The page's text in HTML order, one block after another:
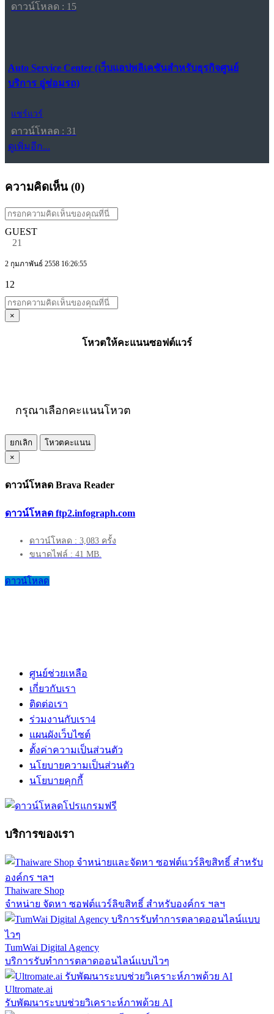
ดาวน์โหลด : 15
Auto Service Center (เว็บแอปพลิเคชันสำหรับธุรกิจศูนย์
บริการ อู่ซ่อมรถ)
แชร์แวร์
ดาวน์โหลด : 31
ดูเพิ่มอีก...
ความคิดเห็น (0)
GUEST
21
2 กุมภาพันธ์ 2558 16:26:55
12
×
โหวตให้คะแนนซอฟต์แวร์
กรุณาเลือกคะแนนโหวต
ยกเลิก
โหวตคะแนน
×
ดาวน์โหลด Brava Reader
ดาวน์โหลด ftp2.infograph.com
ดาวน์โหลด : 3,083 ครั้ง
ขนาดไฟล์ : 41 MB.
ดาวน์โหลด
ศูนย์ช่วยเหลือ
เกี่ยวกับเรา
ติดต่อเรา
ร่วมงานกับเรา4
แผนผังเว็บไซต์
ตั้งค่าความเป็นส่วนตัว
นโยบายความเป็นส่วนตัว
นโยบายคุกกี้
บริการของเรา
Thaiware Shop
จำหน่าย จัดหา ซอฟต์แวร์ลิขสิทธิ์ สำหรับองค์กร ฯลฯ
TumWai Digital Agency
บริการรับทำการตลาดออนไลน์แบบไวๆ
Ultromate.ai
รับพัฒนาระบบช่วยวิเคราะห์ภาพด้วย AI